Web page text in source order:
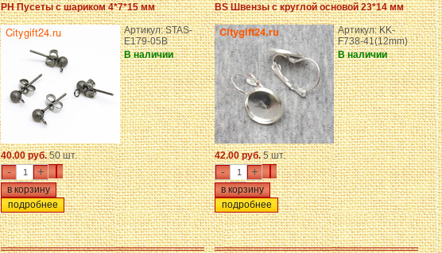
PH Пусеты с шариком 4*7*15 мм
Артикул: STAS-
E179-05B
В наличии
40.00 руб.50 шт.
- +
подробнее
BS Швензы с круглой основой 23*14 мм
Артикул: KK-
F738-41(12mm)
В наличии
42.00 руб.5 шт.
- +
подробнее